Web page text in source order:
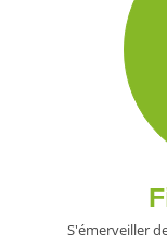
S'émerveiller